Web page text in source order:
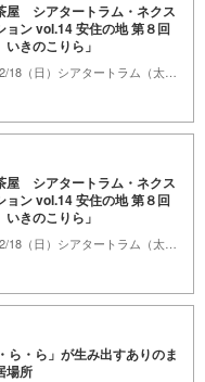
屋 シアタートラム・ネクス
ョン vol.14 安住の地 第８回
きのこりら」
屋 シアタートラム・ネクス
ョン vol.14 安住の地 第８回
きのこりら」
ら・ら」が生み出すありのま
場所